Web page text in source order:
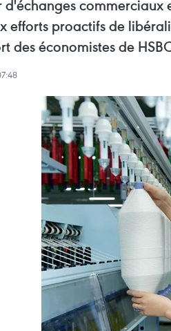
d'échanges commerciaux
efforts proactifs de
des économistes de